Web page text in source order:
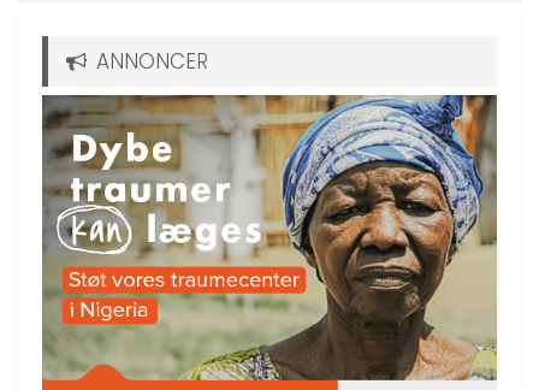
ANNONCER